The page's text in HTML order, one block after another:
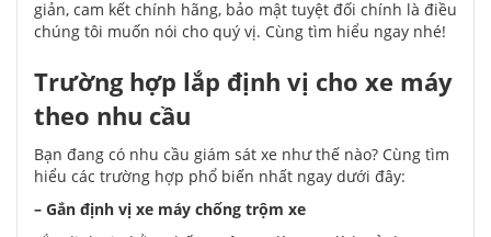
giản, cam kết chính hãng, bảo mật tuyệt đối chính là điều
chúng tôi muốn nói cho quý vị. Cùng tìm hiểu ngay nhé!
Trường hợp lắp định vị cho xe máy
theo nhu cầu
Bạn đang có nhu cầu giám sát xe như thế nào? Cùng tìm
hiểu các trường hợp phổ biến nhất ngay dưới đây:
– Gắn định vị xe máy chống trộm xe